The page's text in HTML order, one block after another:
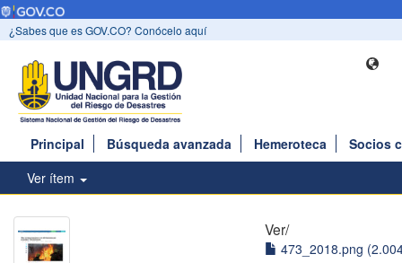
¿Sabes que es GOV.CO? Conócelo aquí
Principal Búsqueda avanzada Hemeroteca
Socios
Ver ítem
Ver/
473_2018.png